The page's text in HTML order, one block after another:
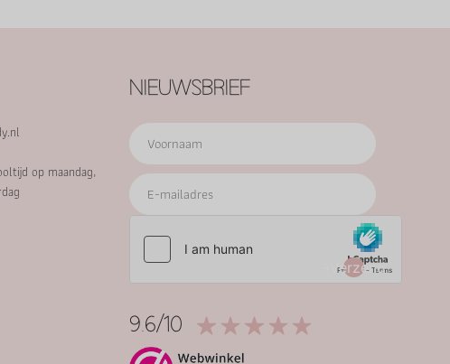
op maandag,
NIEUWSBRIEF
Verzend
9.6/10